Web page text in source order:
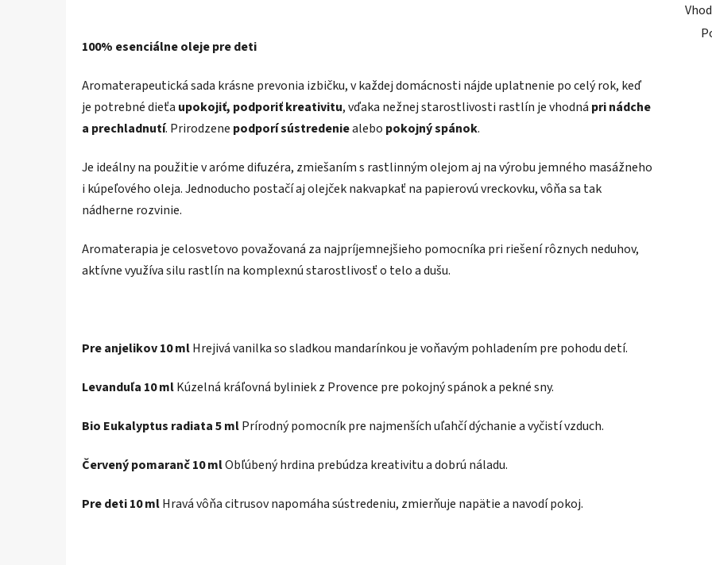
100% esenciálne oleje pre deti
Aromaterapeutická sada krásne prevonia izbičku, v každej domácnosti nájde uplatnenie po celý rok, keď
je potrebné dieťa upokojiť, podporiť kreativitu, vďaka nežnej starostlivosti rastlín je vhodná pri nádche
a prechladnutí. Prirodzene podporí sústredeniealebo pokojný spánok.
Je ideálny na použitie v aróme difuzéra, zmiešaním s rastlinným olejom aj na výrobu jemného masážneho
i kúpeľového oleja. Jednoducho postačí aj olejček nakvapkať na papierovú vreckovku, vôňa sa tak
nádherne rozvinie.
Aromaterapia je celosvetovo považovaná za najpríjemnejšieho pomocníka pri riešení rôznych neduhov,
aktívne využíva silu rastlín na komplexnú starostlivosť o telo a dušu.
Pre anjelikov 10 mlHrejivá vanilka so sladkou mandarínkou je voňavým pohladením pre pohodu detí.
Levanduľa 10 mlKúzelná kráľovná byliniek z Provence pre pokojný spánok a pekné sny.
Bio Eukalyptus radiata 5 mlPrírodný pomocník pre najmenších uľahčí dýchanie a vyčistí vzduch.
Červený pomaranč 10 mlObľúbený hrdina prebúdza kreativitu a dobrú náladu.
Pre deti 10 mlHravá vôňa citrusov napomáha sústredeniu, zmierňuje napätie a navodí pokoj.